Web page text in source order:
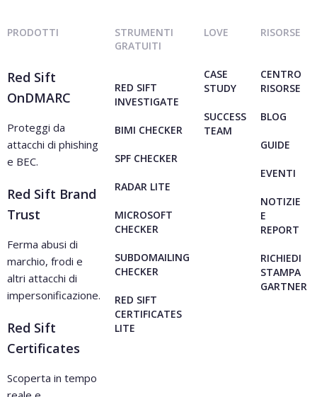
PRODOTTI
Red Sift
OnDMARC
Proteggi da
attacchi di phishing
e BEC.
Red Sift Brand
Trust
Ferma abusi di
marchio, frodi e
altri attacchi di
impersonificazione.
Red Sift
Certificates
Scoperta in tempo
STRUMENTI
GRATUITI
RED SIFT
INVESTIGATE
BIMI CHECKER
SPF CHECKER
RADAR LITE
MICROSOFT
CHECKER
SUBDOMAILING
CHECKER
RED SIFT
CERTIFICATES
LITE
LOVE
CASE
STUDY
SUCCESS
TEAM
RISORSE
CENTRO
RISORSE
BLOG
GUIDE
EVENTI
NOTIZIE
E
REPORT
RICHIEDI
STAMPA
GARTNER